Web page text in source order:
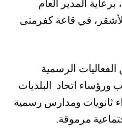
الدراسي 2022-2023، برعاية المدير العام
الأشقر، في قاعة كفرمتى
الرسمية
ورؤساء اتحاد البلديات
ثانويات ومدارس رسمية
مرموقة.